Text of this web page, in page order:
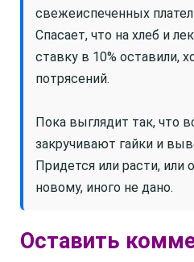
свежеиспеченных
Спасает, что на хлеб и
ставку в 10% оставили,
потрясений.
Пока выглядит так, что
закручивают гайки и
Придется или расти, или
новому, иного не дано.
Оставить